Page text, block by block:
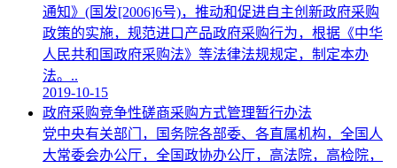
通知》(国发[2006]6号)，推动和促进自主创新政府采购
政策的实施，规范进口产品政府采购行为，根据《中华
人民共和国政府采购法》等法律法规规定，制定本办
法。..
2019-10-15
政府采购竞争性磋商采购方式管理暂行办法
党中央有关部门，国务院各部委、各直属机构，全国人
大常委会办公厅，全国政协办公厅，高法院，高检院，